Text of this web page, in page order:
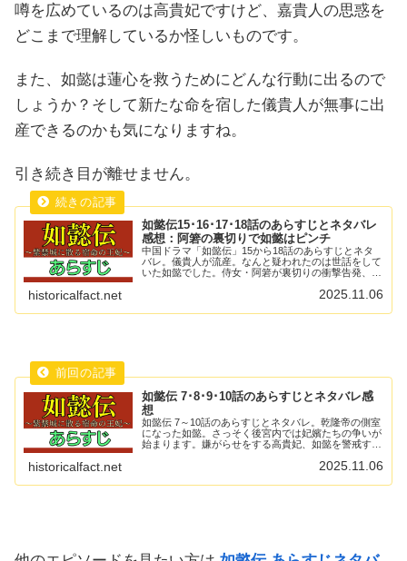
噂を広めているのは高貴妃ですけど、嘉貴人の思惑を
どこまで理解しているか怪しいものです。
また、如懿は蓮心を救うためにどんな行動に出るので
しょうか？そして新たな命を宿した儀貴人が無事に出
産できるのかも気になりますね。
引き続き目が離せません。
如懿伝15･16･17･18話のあらすじとネタバレ
感想：阿箬の裏切りで如懿はピンチ
中国ドラマ「如懿伝」15から18話のあらすじとネタ
バレ。儀貴人が流産。なんと疑われたのは世話をして
いた如懿でした。侍女・阿箬が裏切りの衝撃告発、如
historicalfact.net 2025.11.06
如懿伝 7･8･9･10話のあらすじとネタバレ感
想
如懿伝 7～10話のあらすじとネタバレ。乾隆帝の側室
になった如懿。さっそく後宮内では妃嬪たちの争いが
始まります。嫌がらせをする高貴妃、如懿を警戒する
historicalfact.net 2025.11.06